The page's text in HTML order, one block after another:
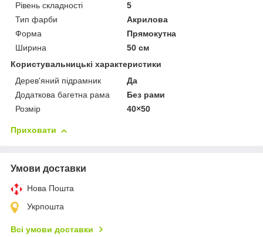
Рівень складності
5
Тип фарби
Акрилова
Форма
Прямокутна
Ширина
50 см
Користувальницькі характеристики
Дерев'яний підрамник
Да
Додаткова багетна рама
Без рами
Розмір
40×50
Приховати
Умови доставки
Нова Пошта
Укрпошта
Всі умови доставки